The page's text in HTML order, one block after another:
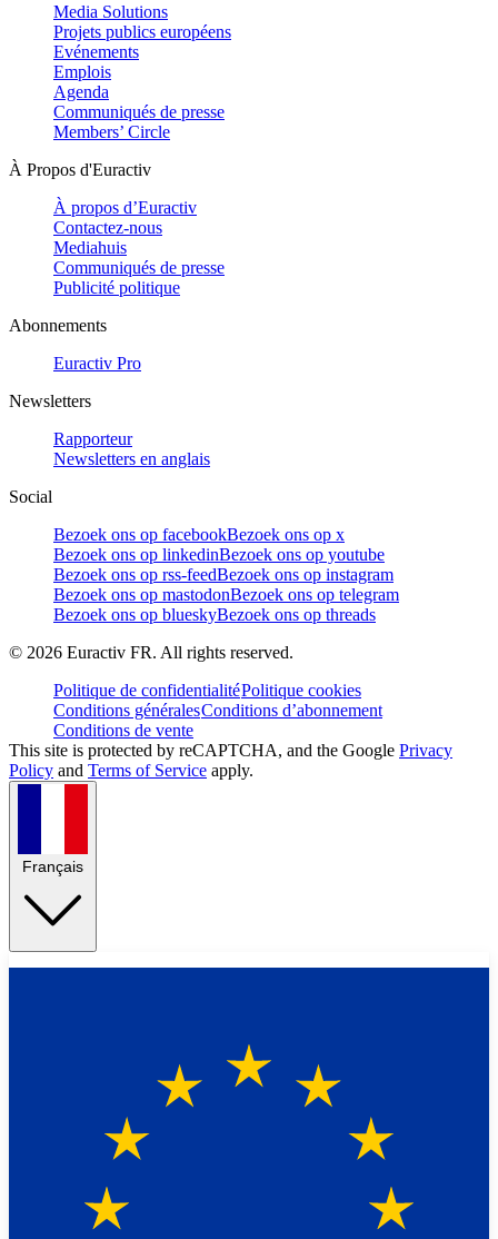
Media Solutions
Projets publics européens
Evénements
Emplois
Agenda
Communiqués de presse
Members’ Circle
À Propos d'Euractiv
À propos d’Euractiv
Contactez-nous
Mediahuis
Communiqués de presse
Publicité politique
Abonnements
Euractiv Pro
Newsletters
Rapporteur
Newsletters en anglais
Social
Bezoek ons op facebookBezoek ons op x
Bezoek ons op linkedinBezoek ons op youtube
Bezoek ons op rss-feedBezoek ons op instagram
Bezoek ons op mastodonBezoek ons op telegram
Bezoek ons op blueskyBezoek ons op threads
© 2026 Euractiv FR. All rights reserved.
Politique de confidentialitéPolitique cookies
Conditions généralesConditions d’abonnement
Conditions de vente
This site is protected by reCAPTCHA, and the Google Privacy
Policy and Terms of Service apply.
Français